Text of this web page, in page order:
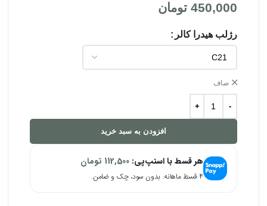
450,000 تومان
رژلب هیدرا کالر
صاف
افزودن به سبد خرید
هر قسط با اسنپ‌پی: 112,500 تومان
۴ قسط ماهانه. بدون سود، چک و ضامن.